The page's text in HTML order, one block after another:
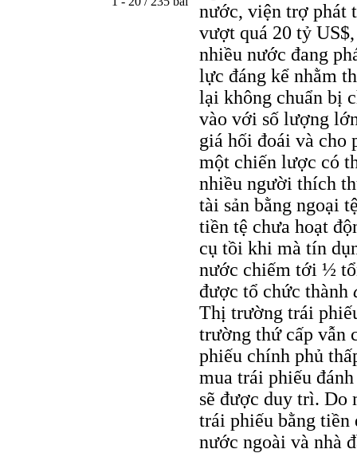
nước, viện trợ phát
vượt quá 20 tỷ
nhiều nước đang
lực đáng kể nhằm
lại không chuẩn bị
vào với số lượng
giá hối đoái và cho
một chiến lược có
nhiều người thích
tài sản bằng ngoại
tiền tệ chưa hoạt
cụ tồi khi mà tín
nước chiếm tới ½
được tổ chức thành
Thị trường trái
trường thứ cấp vẫn
phiếu chính phủ
mua trái phiếu
sẽ được duy trì. Do
trái phiếu bằng
nước ngoài và nhà